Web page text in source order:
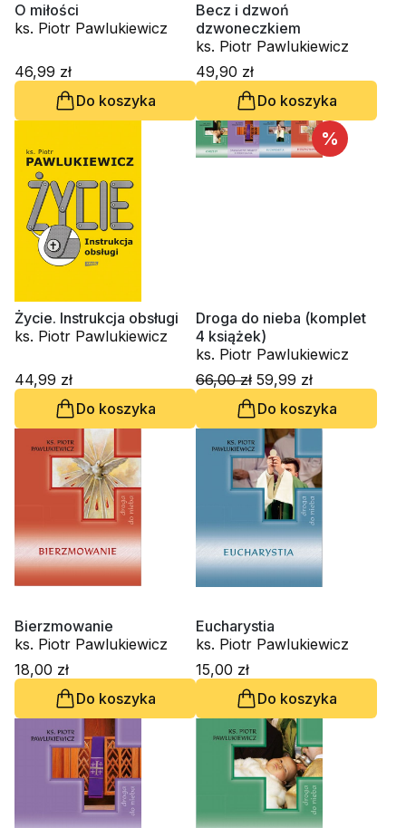
O miłości
ks. Piotr Pawlukiewicz
46,99 zł
Do koszyka
Becz i dzwoń
dzwoneczkiem
ks. Piotr Pawlukiewicz
49,90 zł
Do koszyka
Życie. Instrukcja obsługi
ks. Piotr Pawlukiewicz
44,99 zł
Do koszyka
%
Droga do nieba (komplet
4 książek)
ks. Piotr Pawlukiewicz
66,00 zł 59,99 zł
Do koszyka
Bierzmowanie
ks. Piotr Pawlukiewicz
18,00 zł
Do koszyka
Eucharystia
ks. Piotr Pawlukiewicz
15,00 zł
Do koszyka